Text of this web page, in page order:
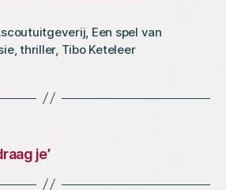
, Een spel van
,thriller, Tibo Keteleer
je’